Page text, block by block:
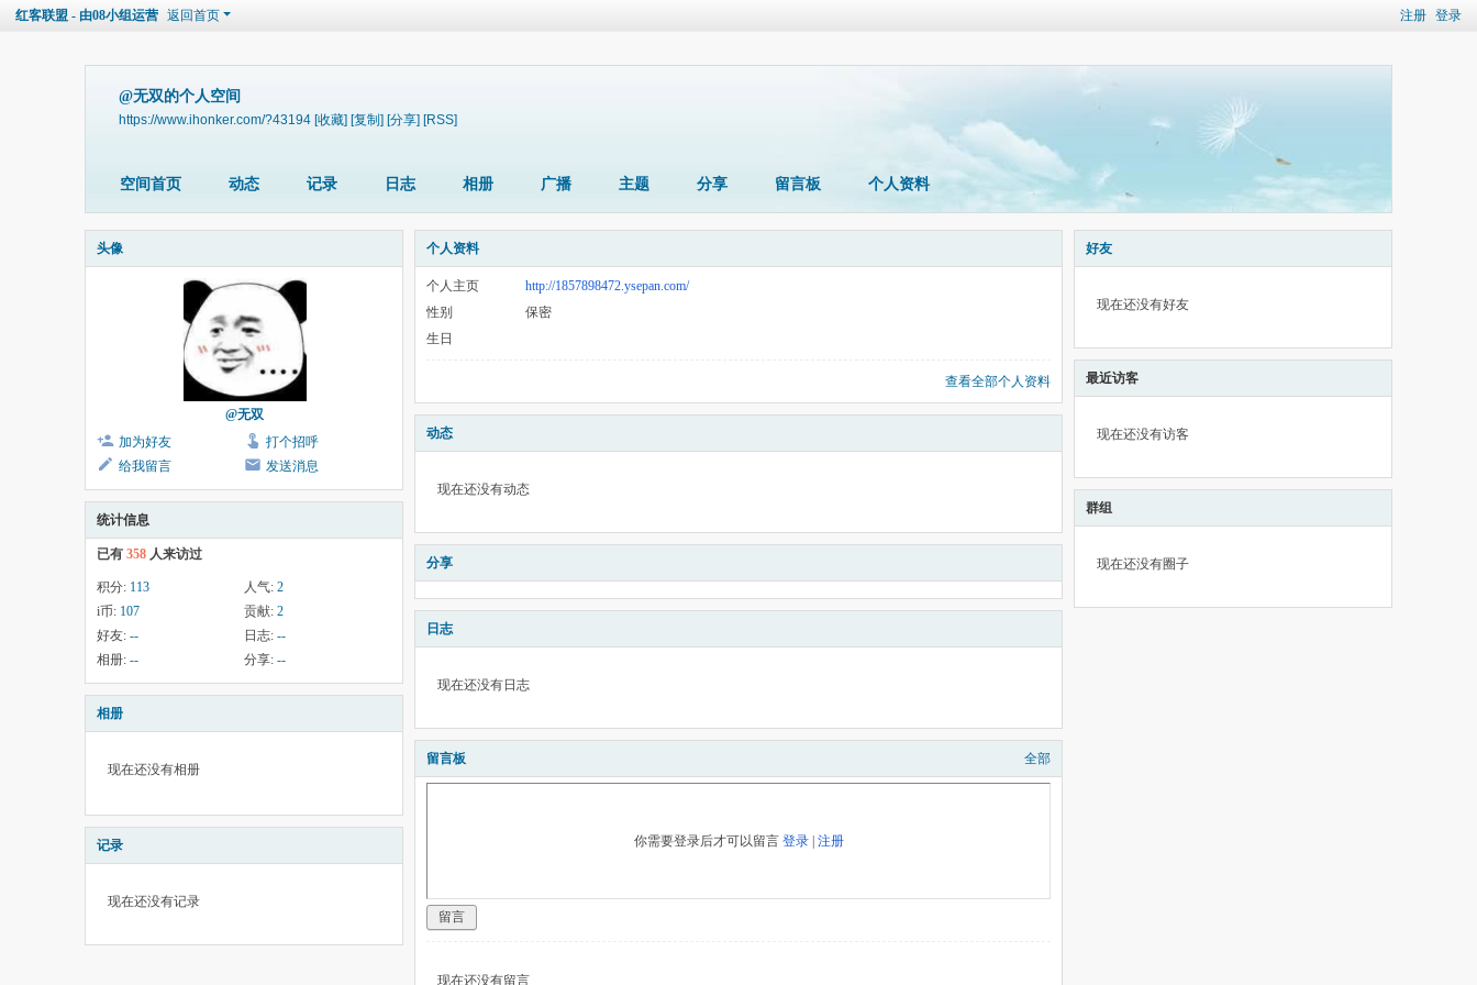
注册 登录
红客联盟 - 由08小组运营 返回首页
@无双的个人空间
https://www.ihonker.com/?43194 [收藏] [复制] [分享] [RSS]
空间首页 动态 记录 日志 相册 广播 主题 分享 留言板 个人资料
头像
@无双
加为好友
打个招呼
给我留言
发送消息
统计信息
已有 358 人来访过
积分: 113 人气: 2
i币: 107 贡献: 2
好友: -- 日志: --
相册: -- 分享: --
相册
现在还没有相册
记录
现在还没有记录
个人资料
个人主页
http://1857898472.ysepan.com/
性别
保密
生日
查看全部个人资料
动态
现在还没有动态
分享
日志
现在还没有日志
留言板 全部
你需要登录后才可以留言 登录| 注册
留言
现在还没有留言
好友
现在还没有好友
最近访客
现在还没有访客
群组
现在还没有圈子